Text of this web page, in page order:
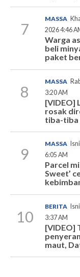
7
MASSA
2026 4:46
Warga
beli
paket
8
MASSA
3:20 AM
[VIDEO]
rosak
tiba-tiba
9
MASSA
6:05 AM
Parcel
Sweet’
10
BERITA
3:37 AM
[VIDEO]
maut,